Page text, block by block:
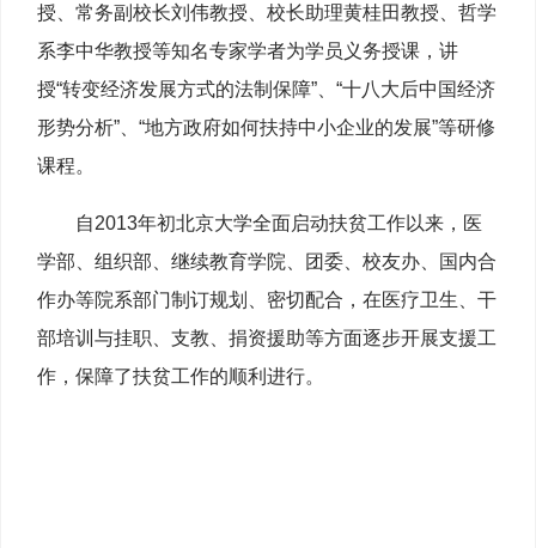
授、常务副校长刘伟教授、校长助理黄桂田教授、哲学
系李中华教授等知名专家学者为学员义务授课，讲
授“转变经济发展方式的法制保障”、“十八大后中国经济
形势分析”、“地方政府如何扶持中小企业的发展”等研修
课程。
自2013年初北京大学全面启动扶贫工作以来，医
学部、组织部、继续教育学院、团委、校友办、国内合
作办等院系部门制订规划、密切配合，在医疗卫生、干
部培训与挂职、支教、捐资援助等方面逐步开展支援工
作，保障了扶贫工作的顺利进行。